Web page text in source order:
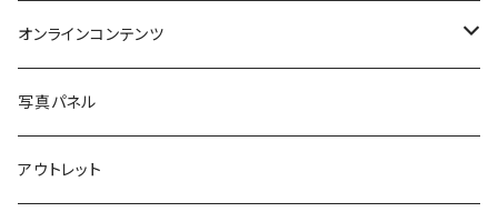
Tシャツ
バッグ
ブックカバー
マグカップ
オンラインコンテンツ
冒険クロストーク
写真パネル
アウトレット